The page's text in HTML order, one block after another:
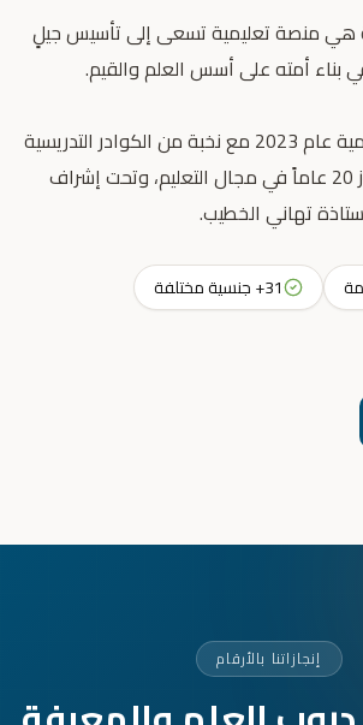
هي منصة تعليمية تسعى إلى تأسيس جيلٍ
انطلقت رسالتنا التعليمية عام 2023 مع نخبة من الكوادر التدريسية
السورية، بخبرة تتجاوز 20 عاماً في مجال التعليم، وتحت إشراف
تهاني الخطيب.
31+ جنسية مختلفة
إنجازاتنا بالأرقام